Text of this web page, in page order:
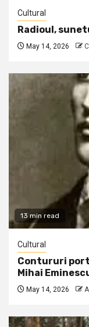
Cultural
Radioul,
May 14, 2026
13 min read
Cultural
Contururi
Mihai
May 14, 2026